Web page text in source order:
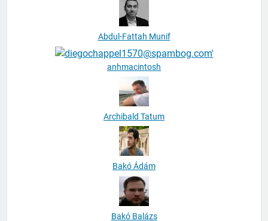
Abdul-Fattah Munif
anhmacintosh
Archibald Tatum
Bakó Ádám
Bakó Balázs